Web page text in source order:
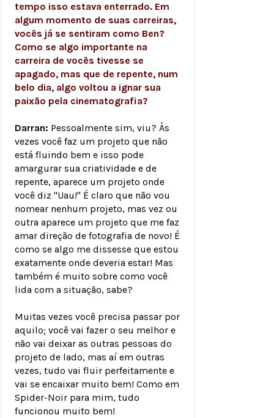
tempo isso estava enterrado. Em
algum momento de suas carreiras,
vocês já se sentiram como Ben?
Como se algo importante na
carreira de vocês tivesse se
apagado, mas que de repente, num
belo dia, algo voltou a ignar sua
paixão pela cinematografia?
Darran: Pessoalmente sim, viu? Às
vezes você faz um projeto que não
está fluindo bem e isso pode
amargurar sua criatividade e de
repente, aparece um projeto onde
você diz "Uau!" É claro que não vou
nomear nenhum projeto, mas vez ou
outra aparece um projeto que me faz
amar direção de fotografia de novo! É
como se algo me dissesse que estou
exatamente onde deveria estar! Mas
também é muito sobre como você
lida com a situação, sabe?
Muitas vezes você precisa passar por
aquilo; você vai fazer o seu melhor e
não vai deixar as outras pessoas do
projeto de lado, mas aí em outras
vezes, tudo vai fluir perfeitamente e
vai se encaixar muito bem! Como em
Spider-Noir para mim, tudo
funcionou muito bem!